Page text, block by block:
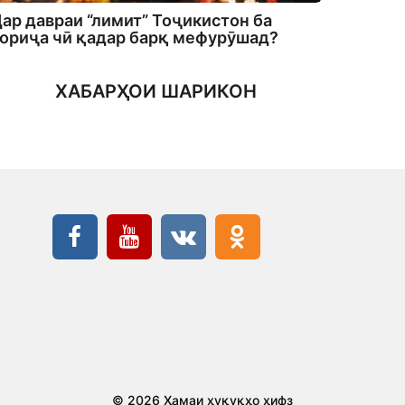
давраи “лимит” Тоҷикистон ба
чӣ қадар барқ мефурӯшад?
ХАБАРҲОИ ШАРИКОН
© 2026 Ҳамаи ҳуқуқҳо ҳифз